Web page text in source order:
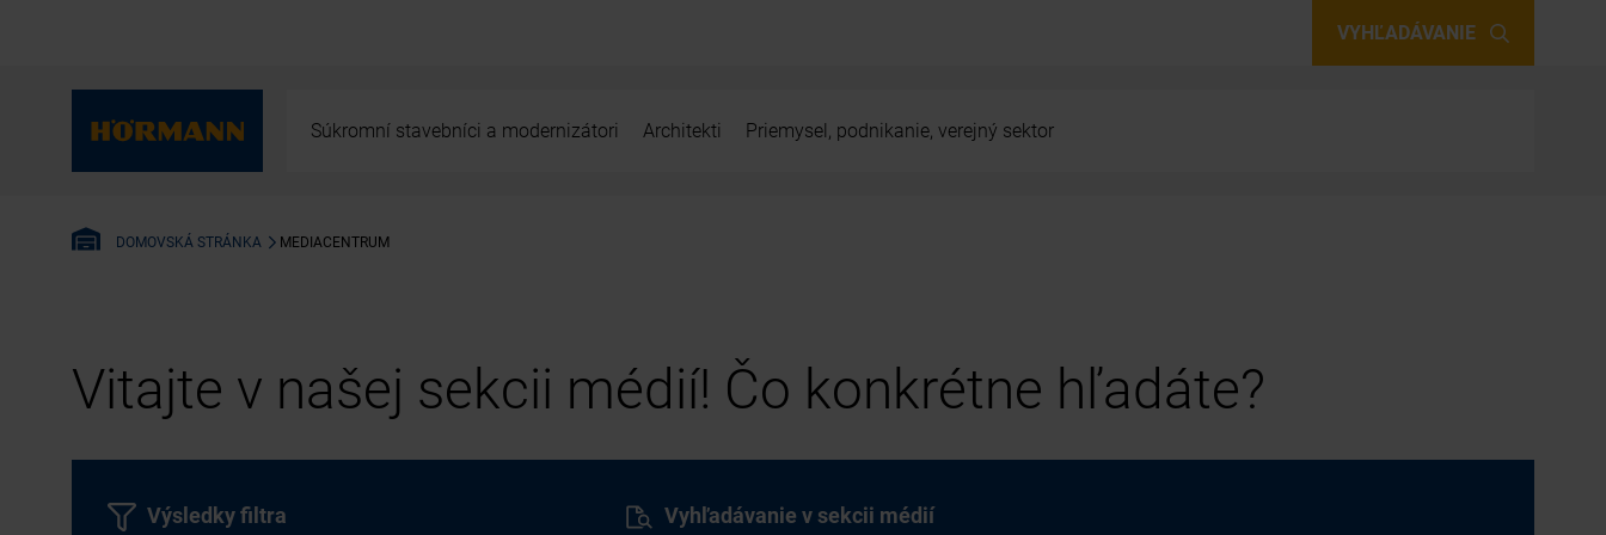
VYHĽADÁVANIE
Súkromní stavebníci a modernizátori Architekti Priemysel, podnikanie, verejný sektor
DOMOVSKÁ STRÁNKA MEDIACENTRUM
Vitajte v našej sekcii médií! Čo konkrétne hľadáte?
Vyhľadávanie v sekcii médií
Výsledky filtra